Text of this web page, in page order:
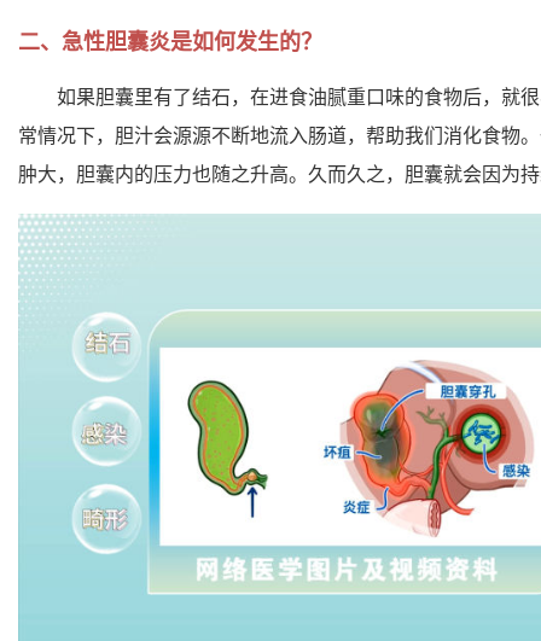
二、急性胆囊炎是如何发生的？
如果胆囊里有了结石，在进食油腻重口味的食物后，就
常情况下，胆汁会源源不断地流入肠道，帮助我们消化食物
肿大，胆囊内的压力也随之升高。久而久之，胆囊就会因为